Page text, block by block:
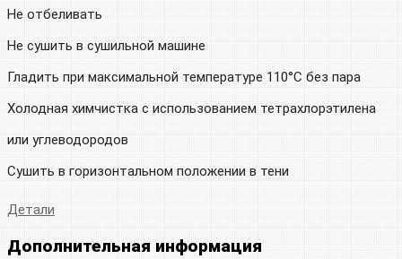
Не отбеливать
Не сушить в сушильной машине
Гладить при максимальной температуре 110°C без пара
Холодная химчистка с использованием тетрахлорэтилена
или углеводородов
Сушить в горизонтальном положении в тени
Детали
Дополнительная информация